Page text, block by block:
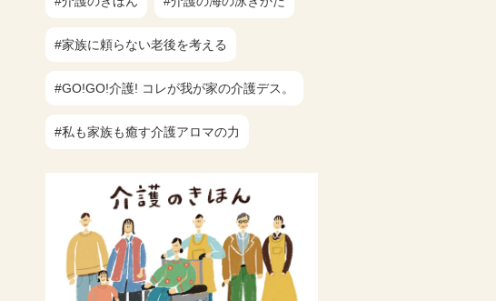
#家族に頼らない老後を考える
#GO!GO!介護! コレが我が家の介護デス。
#私も家族も癒す介護アロマの力